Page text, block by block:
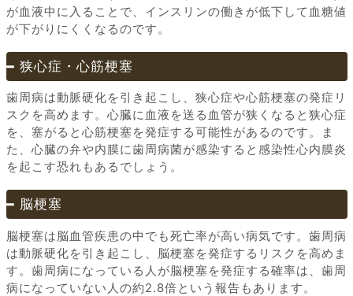
が血液中に入ることで、インスリンの働きが低下して血糖値
が下がりにくくなるのです。
狭心症・心筋梗塞
歯周病は動脈硬化を引き起こし、狭心症や心筋梗塞の発症リ
スクを高めます。心臓に血液を送る血管が狭くなると狭心症
を、塞がると心筋梗塞を発症する可能性があるのです。ま
た、心臓の弁や内膜に歯周病菌が感染すると感染性心内膜炎
を起こす恐れもあるでしょう。
脳梗塞
脳梗塞は脳血管疾患の中でも死亡率が高い病気です。歯周病
は動脈硬化を引き起こし、脳梗塞を発症するリスクを高めま
す。歯周病になっている人が脳梗塞を発症する確率は、歯周
病になっていない人の約2.8倍という報告もあります。